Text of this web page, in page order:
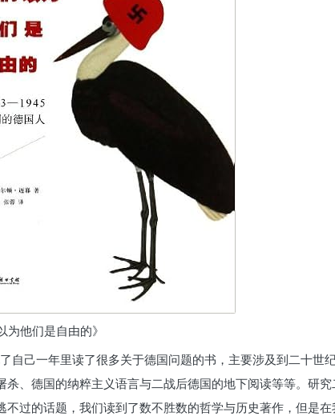
为他们是自由的》
自己一年里读了很多关于德国问题的书，主要涉及到二十世
杀、德国的纳粹主义语言与二战后德国的地下阅读等等。研
过的话题，我们读到了数不胜数的哲学与历史著作，但是在